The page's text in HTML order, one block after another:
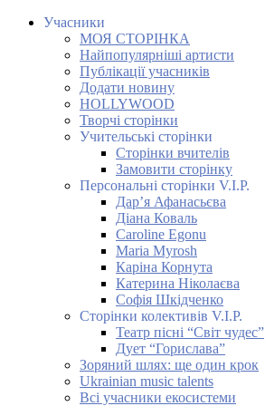
Учасники
МОЯ СТОРІНКА
Найпопулярніші артисти
Публікації учасників
Додати новину
HOLLYWOOD
Творчі сторінки
Учительські сторінки
Сторінки вчителів
Замовити сторінку
Персональні сторінки V.I.P.
Дар’я Афанасьєва
Діана Коваль
Caroline Egonu
Maria Myrosh
Каріна Корнута
Катерина Ніколаєва
Софія Шкідченко
Сторінки колективів V.I.P.
Театр пісні “Світ чудес”
Дует “Горислава”
Зоряний шлях: ще один крок
Ukrainian music talents
Всі учасники екосистеми